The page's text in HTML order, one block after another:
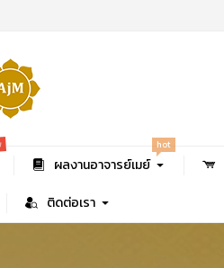
ผลงานอาจารย์เมย์
hot
ติดต่อเรา